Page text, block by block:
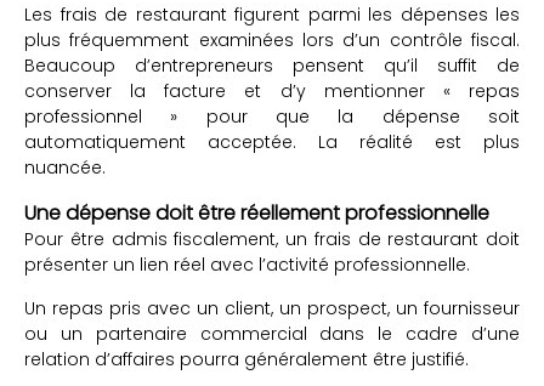
Les frais de restaurant figurent parmi les dépenses les
plus fréquemment examinées lors d’un contrôle fiscal.
Beaucoup d’entrepreneurs pensent qu’il suffit de
conserver la facture et d’y mentionner « repas
professionnel » pour que la dépense soit
automatiquement acceptée. La réalité est plus
nuancée.
Une dépense doit être réellement professionnelle
Pour être admis fiscalement, un frais de restaurant doit
présenter un lien réel avec l’activité professionnelle.
Un repas pris avec un client, un prospect, un fournisseur
ou un partenaire commercial dans le cadre d’une
relation d’affaires pourra généralement être justifié.